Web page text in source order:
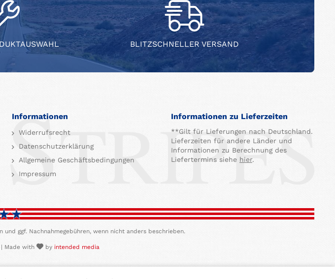
BLITZSCHNELLER VERSAND
Informationen
Widerrufsrecht
Datenschutzerklärung
Allgemeine Geschäftsbedingungen
Impressum
Informationen zu Lieferzeiten
**Gilt für Lieferungen nach Deutschland.
Lieferzeiten für andere Länder und
Informationen zu Berechnung des
Liefertermins siehe hier.
ggf. Nachnahmegebühren, wenn nicht anders beschrieben.
| Made with by intended media